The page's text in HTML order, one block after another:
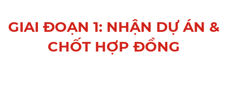
GIAI ĐOẠN 1: NHẬN DỰ ÁN &
CHỐT HỢP ĐỒNG